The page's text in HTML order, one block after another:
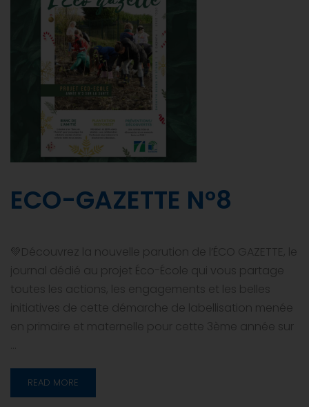
ECO-GAZETTE N°8
💚Découvrez la nouvelle parution de l’ÉCO GAZETTE, le
journal dédié au projet Éco-École qui vous partage
toutes les actions, les engagements et les belles
initiatives de cette démarche de labellisation menée
en primaire et maternelle pour cette 3ème année sur
READ MORE